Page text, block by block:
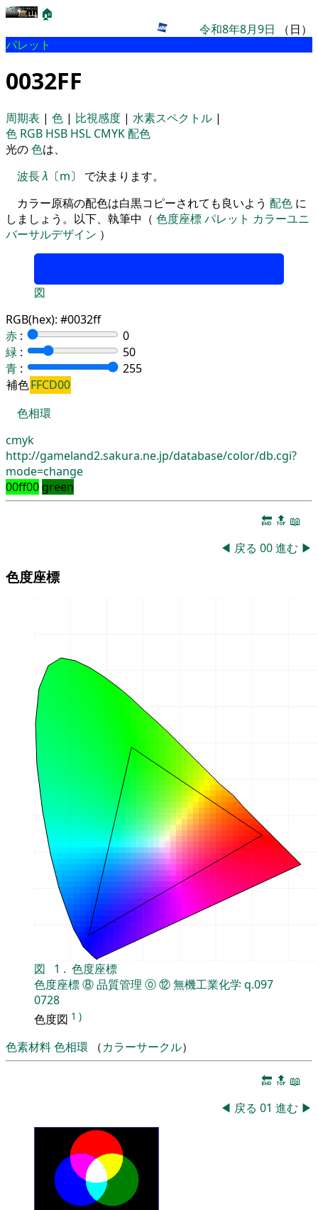
🏠
令和8年8月9日 （日）
パレット
0032FF
周期表 | 色 | 比視感度 | 水素スペクトル |
色 RGB HSB HSL CMYK配色
光の色は、
波長λ 〔m〕 で決まります。
カラー原稿の配色は白黒コピーされても良いよう 配色 に
しましょう。以下、執筆中（ 色度座標パレット カラーユニ
バーサルデザイン ）
図
RGB(hex): #0032ff
赤 :
0
緑 :
50
青 :
255
補色FFCD00
色相環
cmyk
http://gameland2.sakura.ne.jp/database/color/db.cgi?
mode=change
00ff00 green
🔚 🔝 📖
◀ 戻る 00進む ▶
色度座標
図 1 . 色度座標
色度座標⑧品質管理 ⓪⑫無機工業化学 q.097
0728
色度図 1 )
色素材料色相環 （カラーサークル）
🔚 🔝 📖
◀ 戻る 01 進む ▶